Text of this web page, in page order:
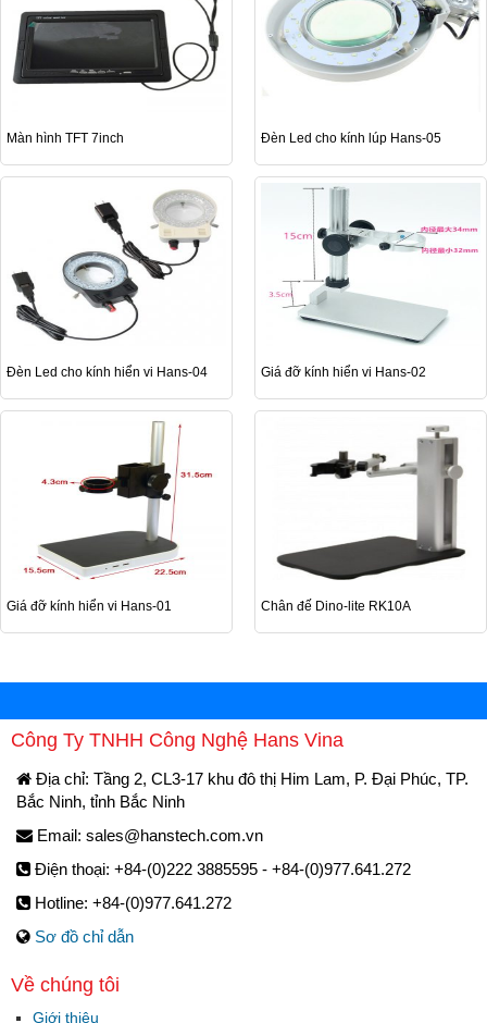
Màn hình TFT 7inch Đèn Led cho kính lúp Hans-05
Đèn Led cho kính hiển vi Hans-04 Giá đỡ kính hiển vi Hans-02
Giá đỡ kính hiển vi Hans-01 Chân đế Dino-lite RK10A
Công Ty TNHH Công Nghệ Hans Vina
Địa chỉ: Tầng 2, CL3-17 khu đô thị Him Lam, P. Đại Phúc, TP.
Bắc Ninh, tỉnh Bắc Ninh
Email: sales@hanstech.com.vn
Điện thoại: +84-(0)222 3885595 - +84-(0)977.641.272
Hotline: +84-(0)977.641.272
Sơ đồ chỉ dẫn
Về chúng tôi
Giới thiệu